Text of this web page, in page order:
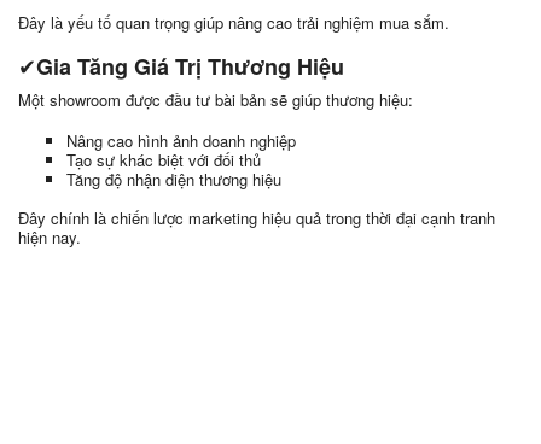
Đây là yếu tố quan trọng giúp nâng cao trải nghiệm mua sắm.
✔Gia Tăng Giá Trị Thương Hiệu
Một showroom được đầu tư bài bản sẽ giúp thương hiệu:
Nâng cao hình ảnh doanh nghiệp
Tạo sự khác biệt với đối thủ
Tăng độ nhận diện thương hiệu
Đây chính là chiến lược marketing hiệu quả trong thời đại cạnh tranh
hiện nay.